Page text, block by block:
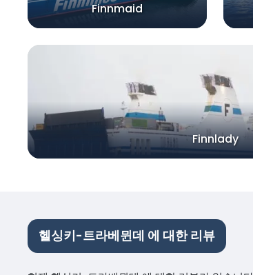
Finnmaid
Finnlady
헬싱키-트라베뮌데 에 대한 리뷰